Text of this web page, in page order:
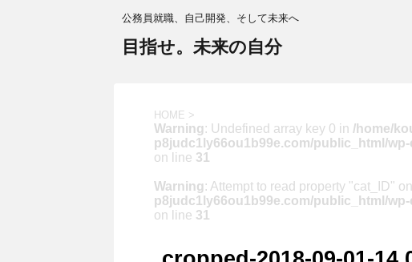
公務員就職、自己開発、そして未来へ
目指せ。未来の自分
HOME >
Warning: Undefined array key 0 in /home/
p8judc1ly66ou1b99e.com/public_html/
on line 31
Warning: Attempt to read property "cat_ID"
p8judc1ly66ou1b99e.com/public_html/
on line 31